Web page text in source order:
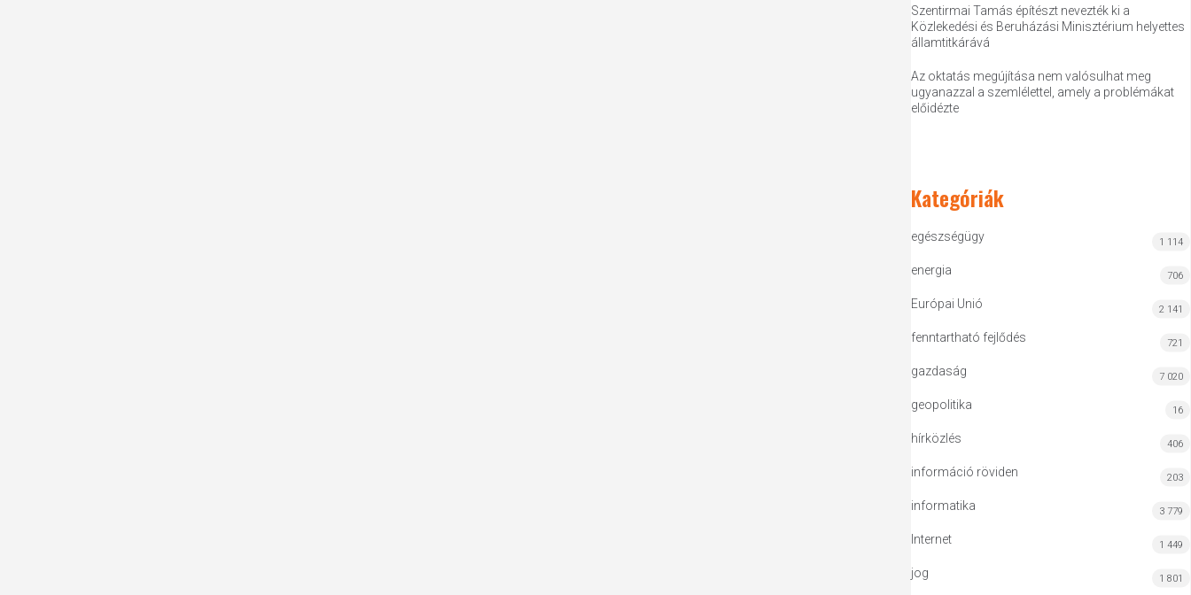
Szentirmai Tamás építészt nevezték ki a
Közlekedési és Beruházási Minisztérium helyettes
államtitkárává
Az oktatás megújítása nem valósulhat meg
ugyanazzal a szemlélettel, amely a problémákat
előidézte
Kategóriák
egészségügy 1 114
energia 706
Európai Unió 2 141
fenntartható fejlődés 721
gazdaság 7 020
geopolitika 16
hírközlés 406
információ röviden 203
informatika 3 779
Internet 1 449
jog 1 801